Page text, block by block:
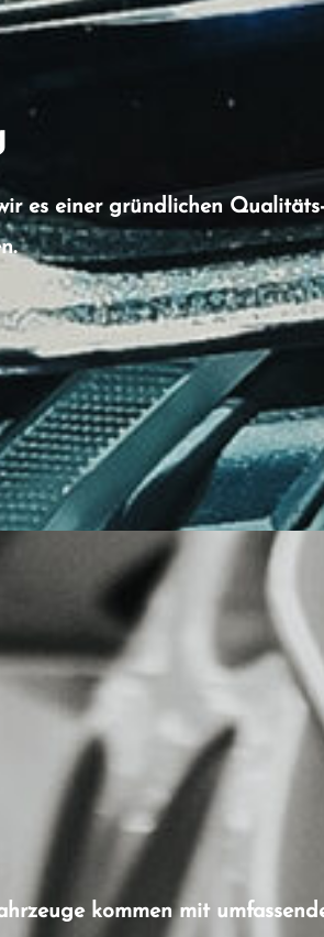
es einer gründlichen
kommen mit